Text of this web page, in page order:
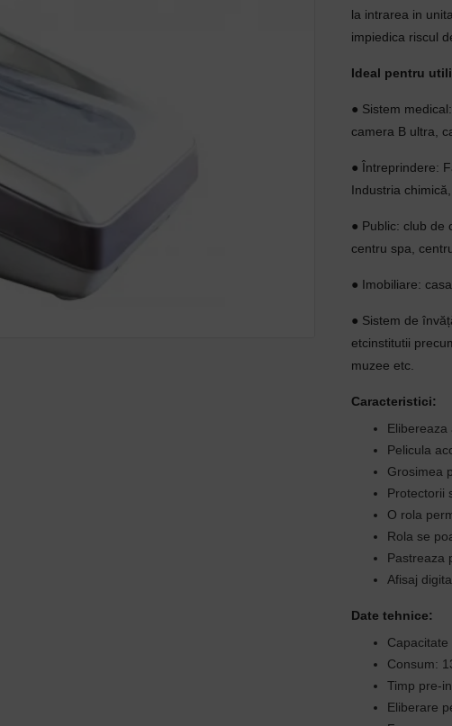
la intrarea in
impiedica riscul
Ideal pentru
● Sistem
camera B ultra,
● Întreprindere:
Industria
● Public: club de
centru spa,
● Imobiliare:
● Sistem de
etcinstitutii
muzee etc.
Caracteristici:
Elibereaza
Pelicula
Grosimea
Protectorii
O rola
Rola se
Pastreaza
Afisaj
Date tehnice:
Consum:
Timp pre-
Eliberare